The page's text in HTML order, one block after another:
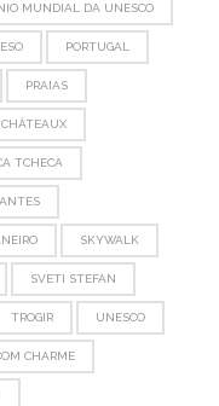
MUNDIAL DA UNESCO
PORTUGAL
PRAIAS
TCHECA
SKYWALK
SVETI STEFAN
TROGIR UNESCO
CHARME